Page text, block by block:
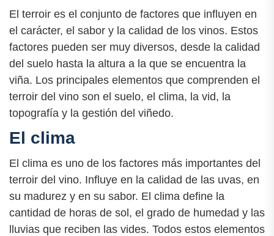
El terroir es el conjunto de factores que influyen en
el carácter, el sabor y la calidad de los vinos. Estos
factores pueden ser muy diversos, desde la calidad
del suelo hasta la altura a la que se encuentra la
viña. Los principales elementos que comprenden el
terroir del vino son el suelo, el clima, la vid, la
topografía y la gestión del viñedo.
El clima
El clima es uno de los factores más importantes del
terroir del vino. Influye en la calidad de las uvas, en
su madurez y en su sabor. El clima define la
cantidad de horas de sol, el grado de humedad y las
lluvias que reciben las vides. Todos estos elementos